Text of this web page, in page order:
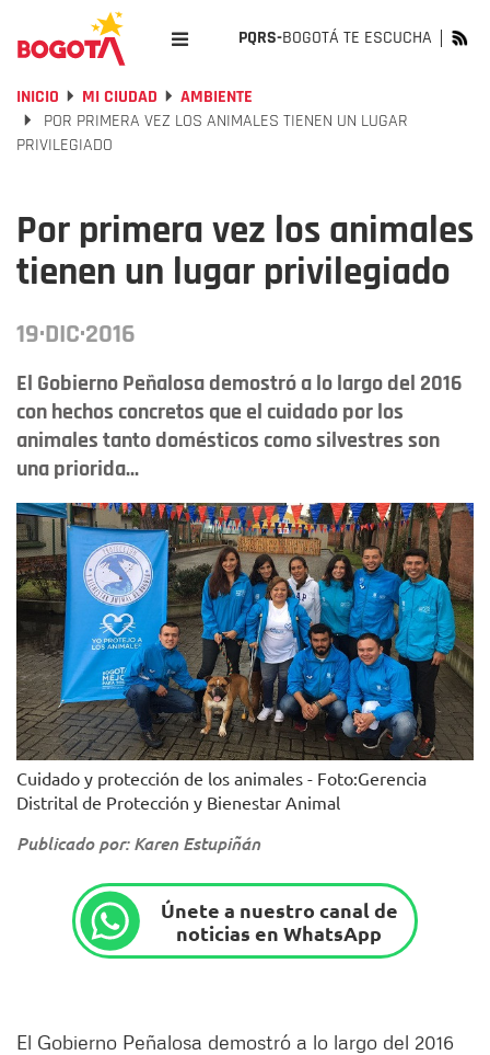
PQRS-BOGOTÁ TE ESCUCHA
INICIO MI CIUDAD
AMBIENTE
POR PRIMERA VEZ LOS ANIMALES TIENEN UN LUGAR
PRIVILEGIADO
Por primera vez los animales
tienen un lugar privilegiado
19·DIC·2016
El Gobierno Peñalosa demostró a lo largo del 2016
con hechos concretos que el cuidado por los
animales tanto domésticos como silvestres son
una priorida...
Cuidado y protección de los animales - Foto:Gerencia
Distrital de Protección y Bienestar Animal
Publicado por: Karen Estupiñán
Únete a nuestro canal de
noticias en WhatsApp
El Gobierno Peñalosa demostró a lo largo del 2016